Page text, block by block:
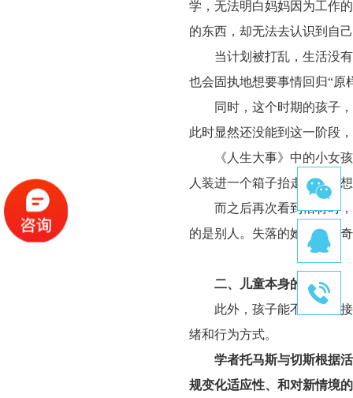
学，无法明白妈妈因为工作
的东西，却无法去认识到自
当计划被打乱，生活没
也会固执地想要事情回归“原
同时，这个时期的孩子
此时显然还没能到这一阶段
《人生大事》中的小女
人装进一个箱子抬走了，只
而之后再次看到棺材时
的是别人。失落的她觉得很
二、
儿童本身的气质
此外，孩子能不能顺利
绪和行为方式。
学者托马斯与切斯根据
规变化适应性、和对新情境